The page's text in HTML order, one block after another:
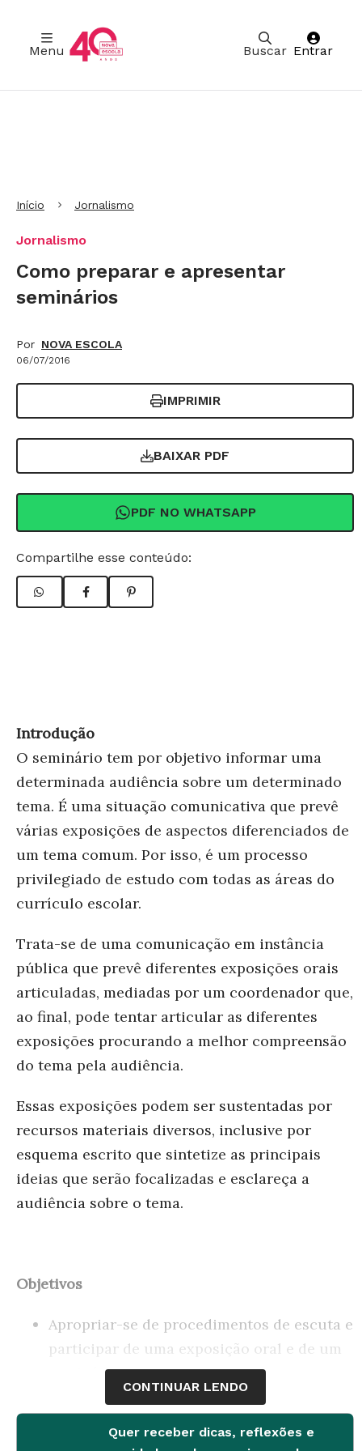
Buscar
Menu Entrar
Início Jornalismo
Jornalismo
Como preparar e apresentar
seminários
Por NOVA ESCOLA
06/07/2016
IMPRIMIR
BAIXAR PDF
PDF NO WHATSAPP
Compartilhe esse conteúdo:
Introdução
O seminário tem por objetivo informar uma
determinada audiência sobre um determinado
tema. É uma situação comunicativa que prevê
várias exposições de aspectos diferenciados de
um tema comum. Por isso, é um processo
privilegiado de estudo com todas as áreas do
currículo escolar.
Trata-se de uma comunicação em instância
pública que prevê diferentes exposições orais
articuladas, mediadas por um coordenador que,
ao final, pode tentar articular as diferentes
exposições procurando a melhor compreensão
do tema pela audiência.
Essas exposições podem ser sustentadas por
recursos materiais diversos, inclusive por
esquema escrito que sintetize as principais
ideias que serão focalizadas e esclareça a
audiência sobre o tema.
Objetivos
Apropriar-se de procedimentos de escuta e
participar de uma exposição oral e de um
seminário.
Organizar a apresentação de maneira a
possibilitar a compreensão da audiência.
CONTINUAR LENDO
Quer receber dicas, reflexões e